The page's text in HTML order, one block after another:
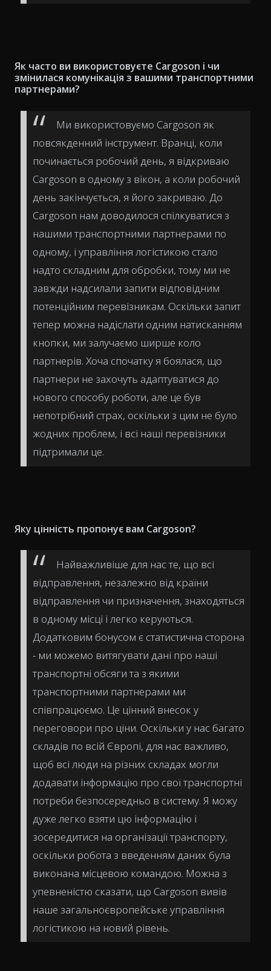
Як часто ви використовуєте Cargoson і чи
змінилася комунікація з вашими транспортними
партнерами?
Ми використовуємо Cargoson як
повсякденний інструмент. Вранці, коли
починається робочий день, я відкриваю
Cargoson в одному з вікон, а коли робочий
день закінчується, я його закриваю. До
Cargoson нам доводилося спілкуватися з
нашими транспортними партнерами по
одному, і управління логістикою стало
надто складним для обробки, тому ми не
завжди надсилали запити відповідним
потенційним перевізникам. Оскільки запит
тепер можна надіслати одним натисканням
кнопки, ми залучаємо ширше коло
партнерів. Хоча спочатку я боялася, що
партнери не захочуть адаптуватися до
нового способу роботи, але це був
непотрібний страх, оскільки з цим не було
жодних проблем, і всі наші перевізники
підтримали це.
Яку цінність пропонує вам Cargoson?
Найважливіше для нас те, що всі
відправлення, незалежно від країни
відправлення чи призначення, знаходяться
в одному місці і легко керуються.
Додатковим бонусом є статистична сторона
- ми можемо витягувати дані про наші
транспортні обсяги та з якими
транспортними партнерами ми
співпрацюємо. Це цінний внесок у
переговори про ціни. Оскільки у нас багато
складів по всій Європі, для нас важливо,
щоб всі люди на різних складах могли
додавати інформацію про свої транспортні
потреби безпосередньо в систему. Я можу
дуже легко взяти цю інформацію і
зосередитися на організації транспорту,
оскільки робота з введенням даних була
виконана місцевою командою. Можна з
упевненістю сказати, що Cargoson вивів
наше загальноєвропейське управління
логістикою на новий рівень.